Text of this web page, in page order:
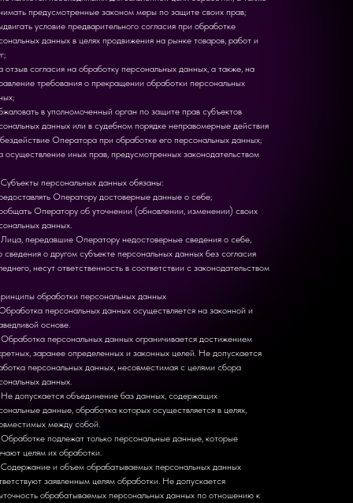
предусмотренные законом меры по защите своих прав;
условие предварительного согласия при обработке
данных в целях продвижения на рынке товаров, работ и
отзыв согласия на обработку персональных данных, а также, на
требования о прекращении обработки персональных
в уполномоченный орган по защите прав субъектов
данных или в судебном порядке неправомерные действия
Оператора при обработке его персональных данных;
осуществление иных прав, предусмотренных законодательством
персональных данных обязаны:
Оператору достоверные данные о себе;
Оператору об уточнении (обновлении, изменении) своих
данных.
передавшие Оператору недостоверные сведения о себе,
сведения о другом субъекте персональных данных без согласия
несут ответственность в соответствии с законодательством
обработки персональных данных
персональных данных осуществляется на законной и
основе.
персональных данных ограничивается достижением
заранее определенных и законных целей. Не допускается
персональных данных, несовместимая с целями сбора
данных.
допускается объединение баз данных, содержащих
данные, обработка которых осуществляется в целях,
между собой.
подлежат только персональные данные, которые
целям их обработки.
и объем обрабатываемых персональных данных
заявленным целям обработки. Не допускается
обрабатываемых персональных данных по отношению к